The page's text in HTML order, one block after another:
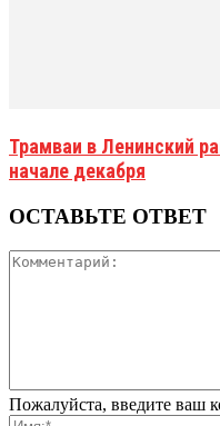
Трамваи в Ленинский
начале декабря
ОСТАВЬТЕ ОТВЕТ
Пожалуйста, введите ваш